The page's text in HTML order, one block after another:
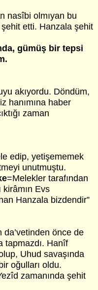
nasîbi olmıyan bu
etti. Hanzala şehit
gümüş bir tepsi
akıyordu. Döndüm,
hanımına haber
zaman
edip, yetişememek
unutmuştu.
=Melekler tarafından
kirâmın Evs
Hanzala bizdendir”
da’vetinden önce de
tapmazdı. Hanîf
Uhud savaşında
oğulları oldu.
zamanında şehit